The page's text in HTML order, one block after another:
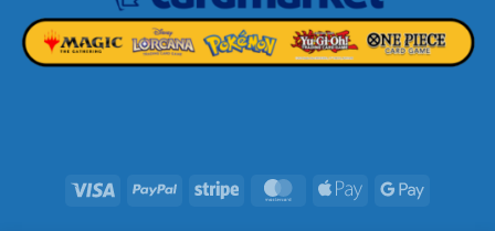
Visa PayPal Stripe MasterCard
Apple
Google